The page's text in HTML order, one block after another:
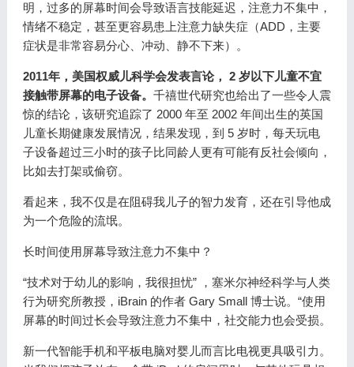
明，过多的屏幕时间会导致语言技能延迟，注意力不集中，
情绪不稳定，甚至更容易患上注意力缺失症（ADD，主要
症状是非常容易分心、冲动、静不下来）。
2011年，美国权威儿科学会发表言论， 2 岁以下儿童不宜
接触带屏幕的电子设备。 千禧世代研究也给出了一些令人震
惊的结论，该研究追踪了 2000 年至 2002 年间出生的英国
儿童长期健康发展情况，结果发现，到 5 岁时，每天玩电
子设备超过三小时的孩子比同龄人更有可能有反社会倾向，
比如去打架或偷窃。
看起来，我不仅是在阻碍我儿子的智力发育，还在引导他成
为一个危险的流氓。
长时间使用屏幕导致注意力不集中？
“技术对于幼儿的影响，我很担忧” ，塞米尔神经科学与人类
行为研究所教授，iBrain 的作者 Gary Small 博士说。“使用
屏幕的时间过长会导致注意力不集中，社交能力也会受损。
新一代智能手机和平板电脑对婴儿而言比电视更具吸引力。